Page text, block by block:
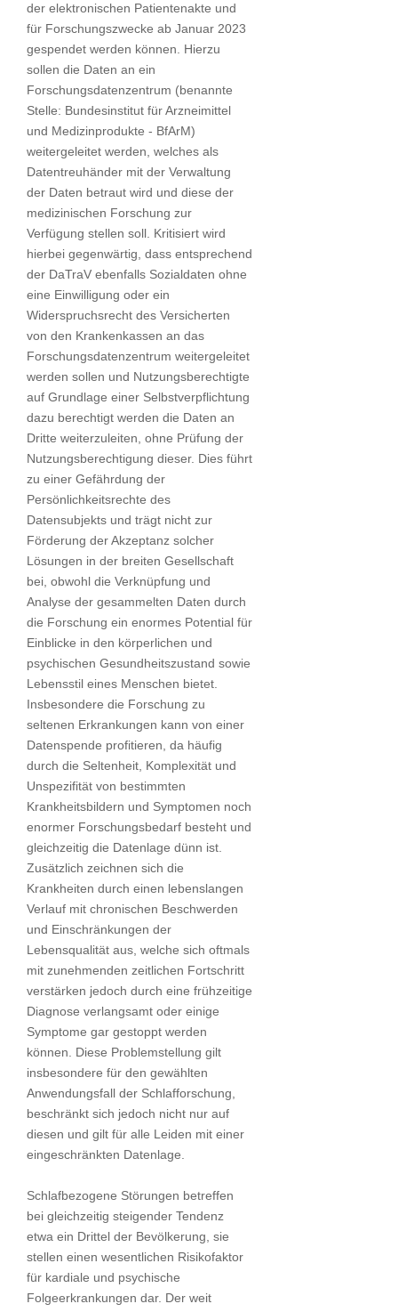
der elektronischen Patientenakte und
für Forschungszwecke ab Januar 2023
gespendet werden können. Hierzu
sollen die Daten an ein
Forschungsdatenzentrum (benannte
Stelle: Bundesinstitut für Arzneimittel
und Medizinprodukte - BfArM)
weitergeleitet werden, welches als
Datentreuhänder mit der Verwaltung
der Daten betraut wird und diese der
medizinischen Forschung zur
Verfügung stellen soll. Kritisiert wird
hierbei gegenwärtig, dass entsprechend
der DaTraV ebenfalls Sozialdaten ohne
eine Einwilligung oder ein
Widerspruchsrecht des Versicherten
von den Krankenkassen an das
Forschungsdatenzentrum weitergeleitet
werden sollen und Nutzungsberechtigte
auf Grundlage einer Selbstverpflichtung
dazu berechtigt werden die Daten an
Dritte weiterzuleiten, ohne Prüfung der
Nutzungsberechtigung dieser. Dies führt
zu einer Gefährdung der
Persönlichkeitsrechte des
Datensubjekts und trägt nicht zur
Förderung der Akzeptanz solcher
Lösungen in der breiten Gesellschaft
bei, obwohl die Verknüpfung und
Analyse der gesammelten Daten durch
die Forschung ein enormes Potential für
Einblicke in den körperlichen und
psychischen Gesundheitszustand sowie
Lebensstil eines Menschen bietet.
Insbesondere die Forschung zu
seltenen Erkrankungen kann von einer
Datenspende profitieren, da häufig
durch die Seltenheit, Komplexität und
Unspezifität von bestimmten
Krankheitsbildern und Symptomen noch
enormer Forschungsbedarf besteht und
gleichzeitig die Datenlage dünn ist.
Zusätzlich zeichnen sich die
Krankheiten durch einen lebenslangen
Verlauf mit chronischen Beschwerden
und Einschränkungen der
Lebensqualität aus, welche sich oftmals
mit zunehmenden zeitlichen Fortschritt
verstärken jedoch durch eine frühzeitige
Diagnose verlangsamt oder einige
Symptome gar gestoppt werden
können. Diese Problemstellung gilt
insbesondere für den gewählten
Anwendungsfall der Schlafforschung,
beschränkt sich jedoch nicht nur auf
diesen und gilt für alle Leiden mit einer
eingeschränkten Datenlage.
Schlafbezogene Störungen betreffen
bei gleichzeitig steigender Tendenz
etwa ein Drittel der Bevölkerung, sie
stellen einen wesentlichen Risikofaktor
für kardiale und psychische
Folgeerkrankungen dar. Der weit